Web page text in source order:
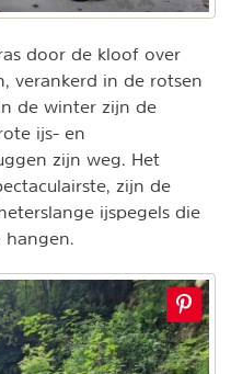
door de kloof over
verankerd in de rotsen
de winter zijn de
ijs- en
zijn weg. Het
zijn de
ijspegels die